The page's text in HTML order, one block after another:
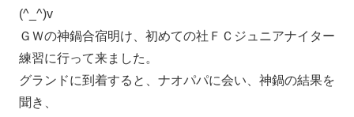
(^_^)v
ＧＷの神鍋合宿明け、初めての社ＦＣジュニアナイター
練習に行って来ました。
グランドに到着すると、ナオパパに会い、神鍋の結果を
聞き、